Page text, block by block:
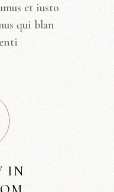
et iusto
qui blan
IN